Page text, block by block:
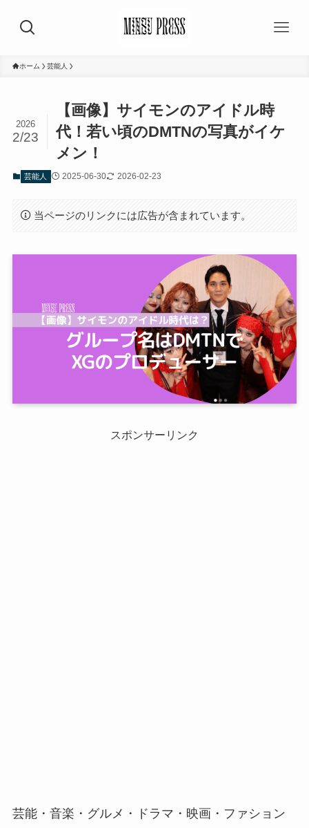
ホーム 芸能人
【画像】サイモンのアイドル時
代！若い頃のDMTNの写真がイケ
メン！
2026
2/23
芸能人 2025-06-30 2026-02-23
当ページのリンクには広告が含まれています。
スポンサーリンク
芸能・音楽・グルメ・ドラマ・映画・ファション